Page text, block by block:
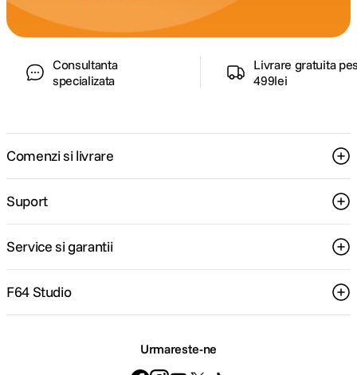
Consultanta
specializata
Livrare gratuita
499lei
Comenzi si livrare
Suport
Service si garantii
F64 Studio
Urmareste-ne